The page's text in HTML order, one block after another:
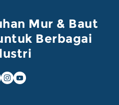
Mur & Baut
Berbagai